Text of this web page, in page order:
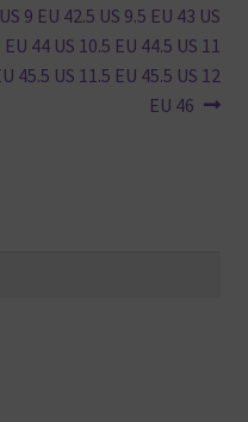
US 9 EU 42.5 US 9.5 EU 43 US
EU 44 US 10.5 EU 44.5 US 11
45.5 US 11.5 EU 45.5 US 12
EU 46